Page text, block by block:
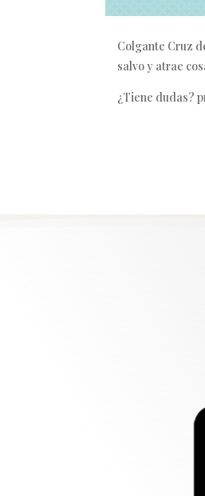
Colgante Cruz
salvo y atrae
¿Tiene dudas?